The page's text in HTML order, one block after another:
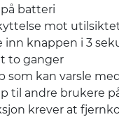
batteri
mot
inn knappen i 3
to ganger
som kan varsle
til andre brukere
krever at